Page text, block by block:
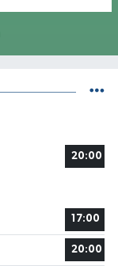
20:00
17:00
20:00